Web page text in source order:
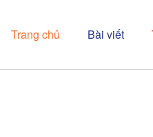
Trang chủ Bài viết